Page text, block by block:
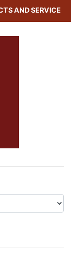
AND SERVICE